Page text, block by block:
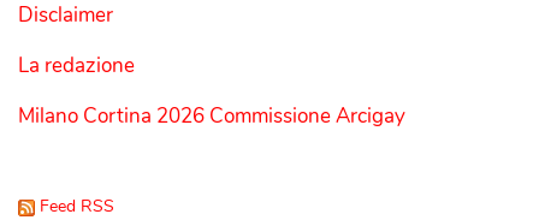
Disclaimer
La redazione
Milano Cortina 2026 Commissione Arcigay
Feed RSS